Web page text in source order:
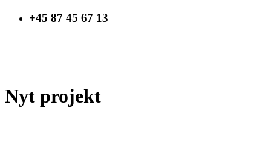
+45 87 45 67 13
Nyt projekt